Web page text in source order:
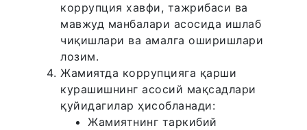
коррупция хавфи, тажрибаси ва
мавжуд манбалари асосида ишлаб
чиқишлари ва амалга оширишлари
лозим.
Жамиятда коррупцияга қарши
курашишнинг асосий мақсадлари
қуйидагилар ҳисобланади:
Жамиятнинг таркибий